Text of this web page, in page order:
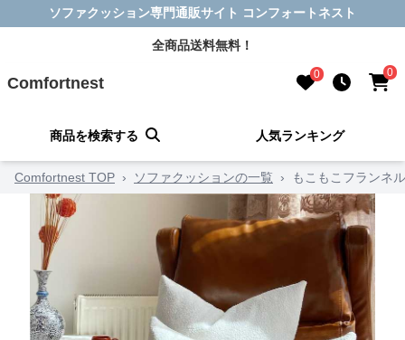
ソファクッション専門通販サイト コンフォートネスト
全商品送料無料！
Comfortnest 0 0
商品を検索する 人気ランキング
Comfortnest TOP › ソファクッションの一覧 › もこもこフランネ